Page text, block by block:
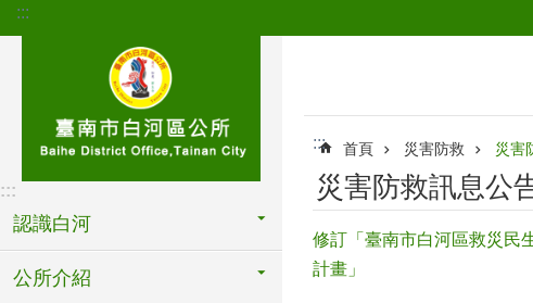
跳到主要內容區塊
:::
:::
認識白河
公所介紹
::: 首頁 災害防救 災害
災害防救訊息公
修訂「臺南市白河區救災民
計畫」